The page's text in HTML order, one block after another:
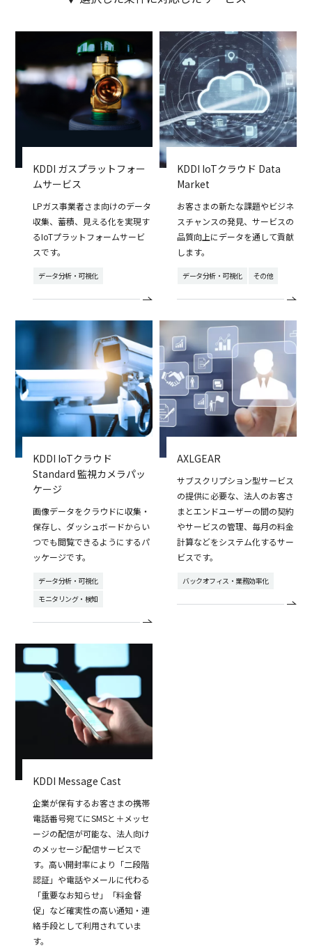
KDDI ガスプラットフォー
ムサービス
LPガス事業者さま向けのデータ
収集、蓄積、見える化を実現す
るIoTプラットフォームサービ
スです。
データ分析・可視化
KDDI IoTクラウド Data
Market
お客さまの新たな課題やビジネ
スチャンスの発見、サービスの
品質向上にデータを通して貢献
します。
データ分析・可視化 その他
KDDI IoTクラウド
Standard 監視カメラパッ
ケージ
画像データをクラウドに収集・
保存し、ダッシュボードからい
つでも閲覧できるようにするパ
ッケージです。
データ分析・可視化
モニタリング・検知
AXLGEAR
サブスクリプション型サービス
の提供に必要な、法人のお客さ
まとエンドユーザーの間の契約
やサービスの管理、毎月の料金
計算などをシステム化するサー
ビスです。
バックオフィス・業務効率化
KDDI Message Cast
企業が保有するお客さまの携帯
電話番号宛てにSMSと＋メッセ
ージの配信が可能な、法人向け
のメッセージ配信サービスで
す。高い開封率により「二段階
認証」や電話やメールに代わる
「重要なお知らせ」「料金督
促」など確実性の高い通知・連
絡手段として利用されていま
す。